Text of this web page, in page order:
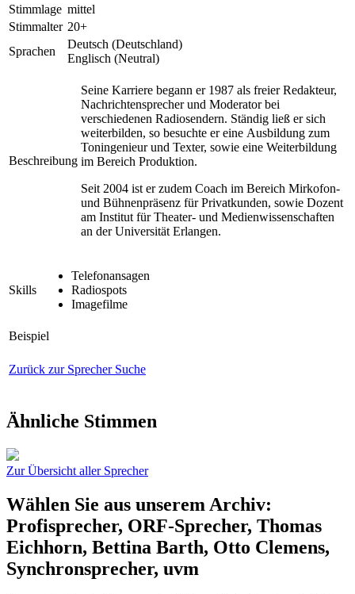
Stimmlage mittel
Stimmalter 20+
Sprachen
Deutsch (Deutschland)
Englisch (Neutral)
Beschreibung
Seine Karriere begann er 1987 als freier Redakteur,
Nachrichtensprecher und Moderator bei
verschiedenen Radiosendern. Ständig ließ er sich
weiterbilden, so besuchte er eine Ausbildung zum
Toningenieur und Texter, sowie eine Weiterbildung
im Bereich Produktion.
Seit 2004 ist er zudem Coach im Bereich Mirkofon-
und Bühnenpräsenz für Privatkunden, sowie Dozent
am Institut für Theater- und Medienwissenschaften
an der Universität Erlangen.
Skills
Telefonansagen
Radiospots
Imagefilme
Beispiel
Zurück zur Sprecher Suche
Ähnliche Stimmen
Zur Übersicht aller Sprecher
Wählen Sie aus unserem Archiv:
Profisprecher, ORF-Sprecher, Thomas
Eichhorn, Bettina Barth, Otto Clemens,
Synchronsprecher, uvm